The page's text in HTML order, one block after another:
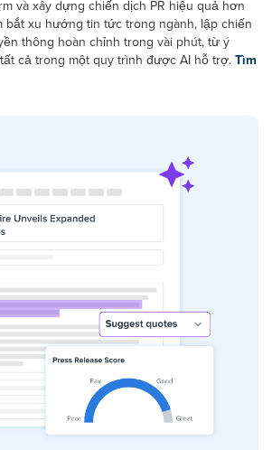
và xây dựng chiến dịch PR hiệu quả hơn
bắt xu hướng tin tức trong ngành, lập chiến
thông hoàn chỉnh trong vài phút, từ ý
cả trong một quy trình được AI hỗ trợ.Tìm